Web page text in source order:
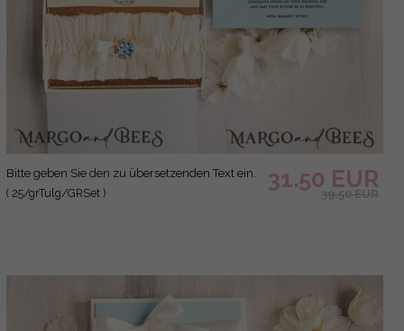
Bitte geben Sie den zu übersetzenden Text ein.
( 25/grTulg/GRSet )
31.50 EUR
39.50 EUR